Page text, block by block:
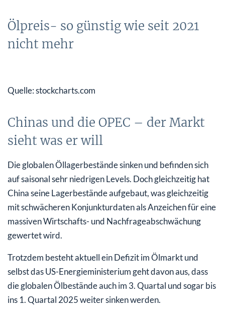
Ölpreis- so günstig wie seit 2021
nicht mehr
Quelle: stockcharts.com
Chinas und die OPEC – der Markt
sieht was er will
Die globalen Öllagerbestände sinken und befinden sich
auf saisonal sehr niedrigen Levels. Doch gleichzeitig hat
China seine Lagerbestände aufgebaut, was gleichzeitig
mit schwächeren Konjunkturdaten als Anzeichen für eine
massiven Wirtschafts- und Nachfrageabschwächung
gewertet wird.
Trotzdem besteht aktuell ein Defizit im Ölmarkt und
selbst das US-Energieministerium geht davon aus, dass
die globalen Ölbestände auch im 3. Quartal und sogar bis
ins 1. Quartal 2025 weiter sinken werden.